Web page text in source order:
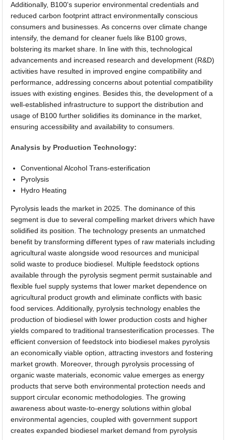
Additionally, B100's superior environmental credentials and
reduced carbon footprint attract environmentally conscious
consumers and businesses. As concerns over climate change
intensify, the demand for cleaner fuels like B100 grows,
bolstering its market share. In line with this, technological
advancements and increased research and development (R&D)
activities have resulted in improved engine compatibility and
performance, addressing concerns about potential compatibility
issues with existing engines. Besides this, the development of a
well-established infrastructure to support the distribution and
usage of B100 further solidifies its dominance in the market,
ensuring accessibility and availability to consumers.
Analysis by Production Technology:
Conventional Alcohol Trans-esterification
Pyrolysis
Hydro Heating
Pyrolysis leads the market in 2025. The dominance of this
segment is due to several compelling market drivers which have
solidified its position. The technology presents an unmatched
benefit by transforming different types of raw materials including
agricultural waste alongside wood resources and municipal
solid waste to produce biodiesel. Multiple feedstock options
available through the pyrolysis segment permit sustainable and
flexible fuel supply systems that lower market dependence on
agricultural product growth and eliminate conflicts with basic
food services. Additionally, pyrolysis technology enables the
production of biodiesel with lower production costs and higher
yields compared to traditional transesterification processes. The
efficient conversion of feedstock into biodiesel makes pyrolysis
an economically viable option, attracting investors and fostering
market growth. Moreover, through pyrolysis processing of
organic waste materials, economic value emerges as energy
products that serve both environmental protection needs and
support circular economic methodologies. The growing
awareness about waste-to-energy solutions within global
environmental agencies, coupled with government support
creates expanded biodiesel market demand from pyrolysis